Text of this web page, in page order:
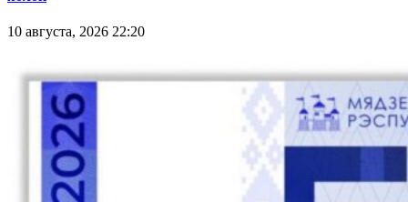
10 августа, 2026 22:20